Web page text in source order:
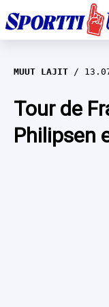
EM-
JÄÄKIEKKO
YLEISURHEILU
MUUT LAJIT
Tour de
Philipsen